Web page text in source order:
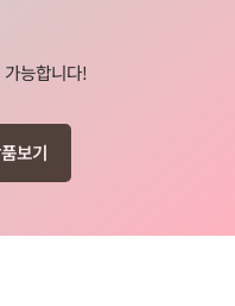
이투어의 스마일 양 가이드
추천할 것입니다. 그래야만
이 될 거라고 확신하니까요.
진심으로 고맙습니다. 그리
열정을 존경합니다. 최고 중
곤돌라 설상차 다 진행했습
가 생각한 대로 군더더기 없
스러운 시간이 아니었나 싶
셨던 내용에 많이 공감했습
치지 않는 에너지 ! 많이 배
도움이 되지 못함을 다시 한
들은 ~ 지각자 분들 버스에
요 룸메이트 조인도 같이 하
능합니다!
보기